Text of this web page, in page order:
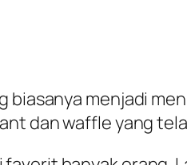
menjadi
dan waffle yang